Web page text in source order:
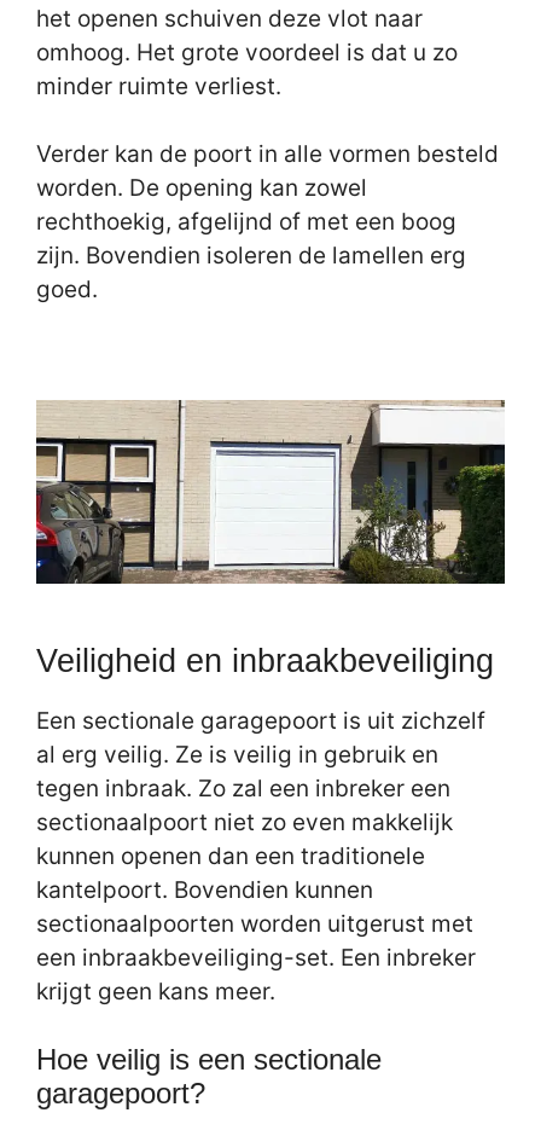
het openen schuiven deze vlot naar
omhoog. Het grote voordeel is dat u zo
minder ruimte verliest.
Verder kan de poort in alle vormen besteld
worden. De opening kan zowel
rechthoekig, afgelijnd of met een boog
zijn. Bovendien isoleren de lamellen erg
goed.
Veiligheid en inbraakbeveiliging
Een sectionale garagepoort is uit zichzelf
al erg veilig. Ze is veilig in gebruik en
tegen inbraak. Zo zal een inbreker een
sectionaalpoort niet zo even makkelijk
kunnen openen dan een traditionele
kantelpoort. Bovendien kunnen
sectionaalpoorten worden uitgerust met
een inbraakbeveiliging-set. Een inbreker
krijgt geen kans meer.
Hoe veilig is een sectionale
garagepoort?